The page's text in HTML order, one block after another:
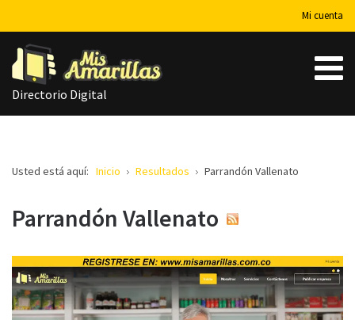
Mi cuenta
Directorio Digital
Usted está aquí: Inicio Resultados Parrandón Vallenato
Parrandón Vallenato